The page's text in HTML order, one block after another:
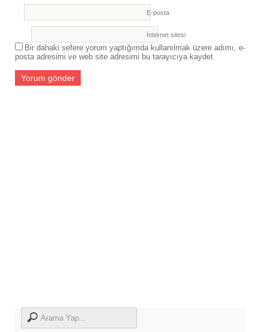
E-posta
İnternet sitesi
Bir dahaki sefere yorum yaptığımda kullanılmak üzere adımı, e-
posta adresimi ve web site adresimi bu tarayıcıya kaydet.